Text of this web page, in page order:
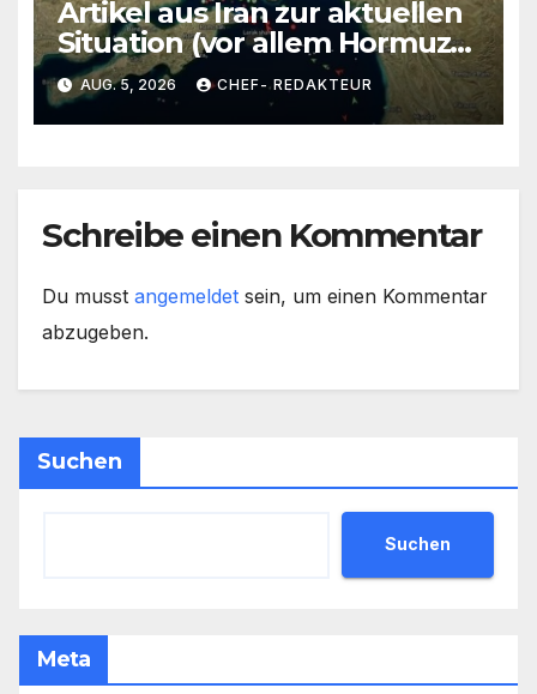
Artikel aus Iran zur aktuellen
Situation (vor allem Hormuz)/
US-Raketenbestände/ Süd-
Korea macht
Verteidigungsabkommen mit
AUG. 5, 2026 CHEF- REDAKTEUR
Schreibe einen Kommentar
Du musst angemeldet sein, um einen Kommentar
abzugeben.
Suchen
Suchen
Meta